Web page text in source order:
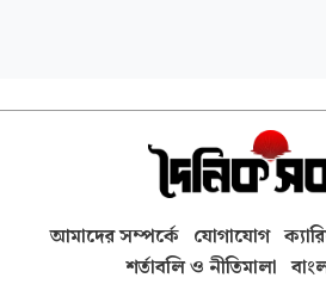
আমাদের সম্পর্কে যোগাযোগ
শর্তাবলি ও নীতিমালা